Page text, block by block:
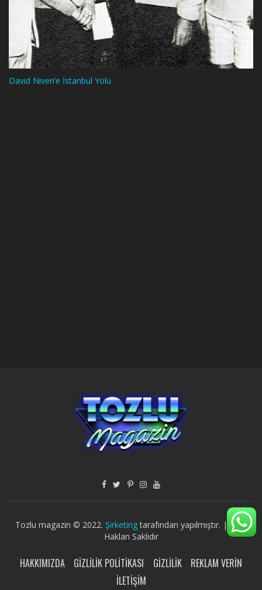
David Niven’e İstanbul Yolu
Tozlu magazin © 2022. Şirketingtarafından yapılmıştır. | Tüm
Hakları Saklıdır
HAKKIMIZDA GIZLILIK POLITIKASI GIZLILIK
REKLAM VERIN
İLETIŞIM